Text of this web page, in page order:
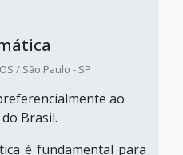
/ São Paulo - SP
ao
Brasil.
é fundamental para